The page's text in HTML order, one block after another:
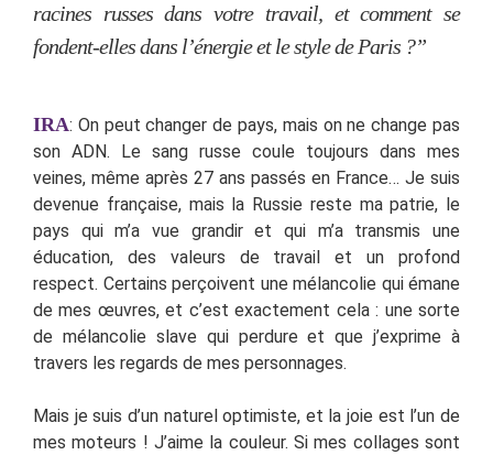
racines russes dans votre travail, et comment se
fondent-elles dans l’énergie et le style de Paris ?”
IRA: On peut changer de pays, mais on ne change pas
son ADN. Le sang russe coule toujours dans mes
veines, même après 27 ans passés en France… Je suis
devenue française, mais la Russie reste ma patrie, le
pays qui m’a vue grandir et qui m’a transmis une
éducation, des valeurs de travail et un profond
respect. Certains perçoivent une mélancolie qui émane
de mes œuvres, et c’est exactement cela : une sorte
de mélancolie slave qui perdure et que j’exprime à
travers les regards de mes personnages.
Mais je suis d’un naturel optimiste, et la joie est l’un de
mes moteurs ! J’aime la couleur. Si mes collages sont